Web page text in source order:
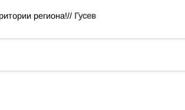
региона!// Гусев